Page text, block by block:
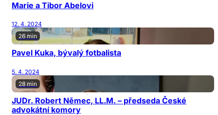
Marie a Tibor Abelovi
12. 4. 2024
26 min
Pavel Kuka, bývalý fotbalista
5. 4. 2024
28 min
JUDr. Robert Němec, LL.M. – předseda České
advokátní komory